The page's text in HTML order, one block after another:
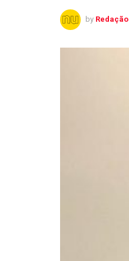
by Redação